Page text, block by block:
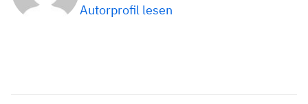
Autorprofil lesen